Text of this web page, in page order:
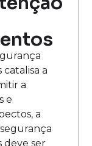
a
a
e
a
deve ser